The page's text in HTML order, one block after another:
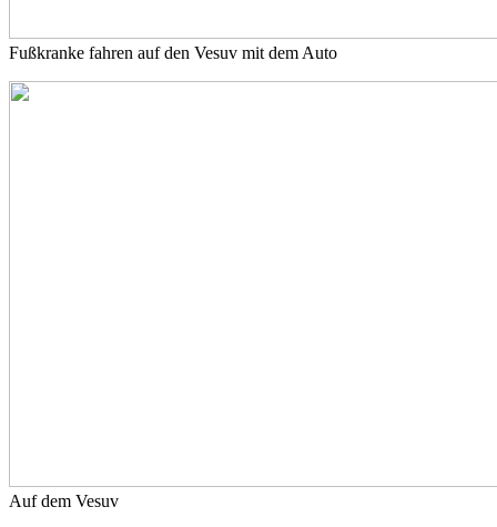
Fußkranke fahren auf den Vesuv mit dem Auto
Auf dem Vesuv